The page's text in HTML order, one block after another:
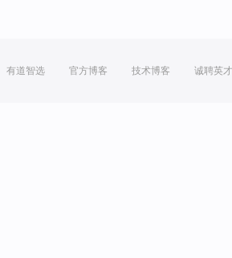
有道智选 官方博客 技术博客 诚聘英才